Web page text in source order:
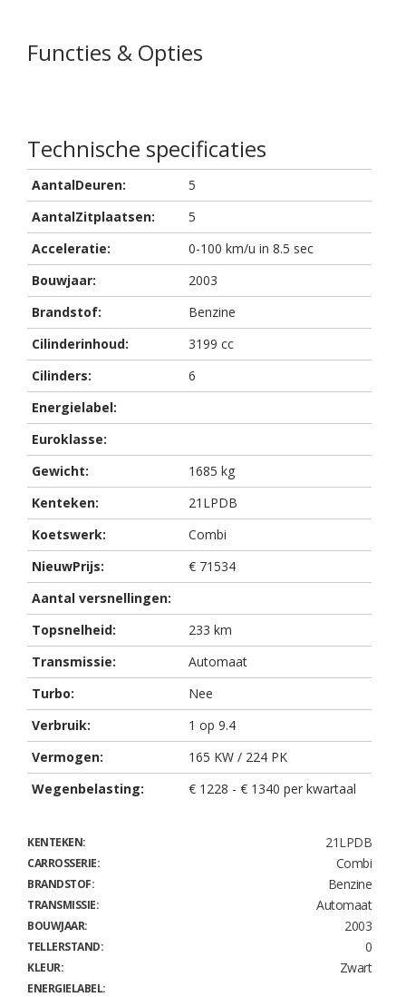
Functies & Opties
Technische specificaties
AantalDeuren:
5
AantalZitplaatsen:
5
Acceleratie:
0-100 km/u in 8.5 sec
Bouwjaar:
2003
Brandstof:
Benzine
Cilinderinhoud:
3199 cc
Cilinders:
6
Energielabel:
Euroklasse:
Gewicht:
1685 kg
Kenteken:
21LPDB
Koetswerk:
Combi
NieuwPrijs:
€ 71534
Aantal versnellingen:
Topsnelheid:
233 km
Transmissie:
Automaat
Turbo:
Nee
Verbruik:
1 op 9.4
Vermogen:
165 KW / 224 PK
Wegenbelasting:
€ 1228 - € 1340 per kwartaal
KENTEKEN: 21LPDB
CARROSSERIE: Combi
BRANDSTOF: Benzine
TRANSMISSIE: Automaat
BOUWJAAR: 2003
TELLERSTAND: 0
KLEUR: Zwart
ENERGIELABEL: